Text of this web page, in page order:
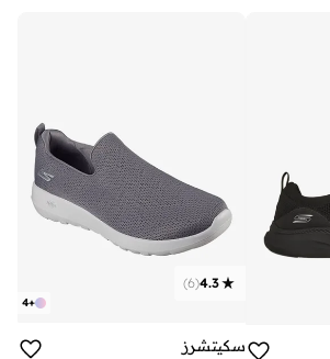
+
4
4.3
(
6
)
سكيتشرز